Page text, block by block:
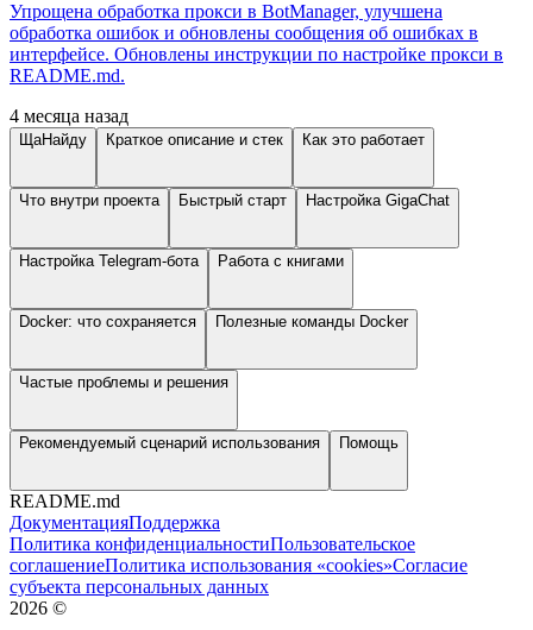
Упрощена обработка прокси в BotManager, улучшена
обработка ошибок и обновлены сообщения об ошибках в
интерфейсе. Обновлены инструкции по настройке прокси в
README.md.
4 месяца назад
ЩаНайду Краткое описание и стек Как это работает
Что внутри проекта Быстрый старт Настройка GigaChat
Настройка Telegram-бота Работа с книгами
Docker: что сохраняется Полезные команды Docker
Частые проблемы и решения
Рекомендуемый сценарий использования Помощь
README.md
ДокументацияПоддержка
Политика конфиденциальностиПользовательское
соглашениеПолитика использования «cookies»Согласие
субъекта персональных данных
2026 ©